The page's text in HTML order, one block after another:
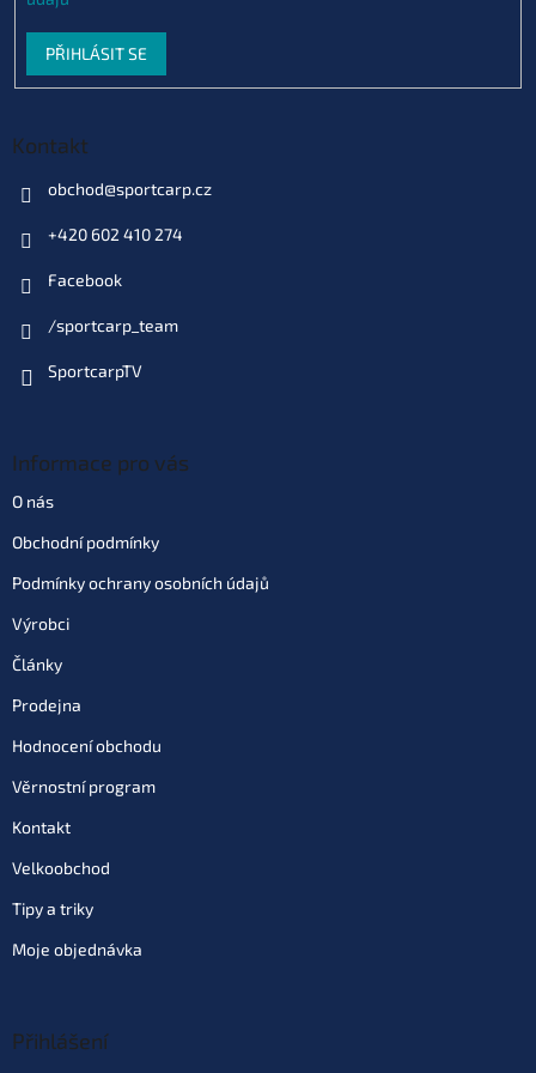
PŘIHLÁSIT SE
Kontakt
obchod@sportcarp.cz
+420 602 410 274
Facebook
/sportcarp_team
SportcarpTV
Informace pro vás
O nás
Obchodní podmínky
Podmínky ochrany osobních údajů
Výrobci
Články
Prodejna
Hodnocení obchodu
Věrnostní program
Kontakt
Velkoobchod
Tipy a triky
Moje objednávka
Přihlášení